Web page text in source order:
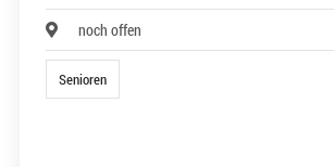
noch offen
Senioren